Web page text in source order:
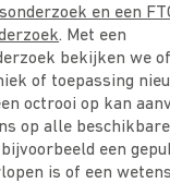
en een
. Met een
bekijken we
of toepassing
octrooi op kan
op alle beschikbare
een
is of een